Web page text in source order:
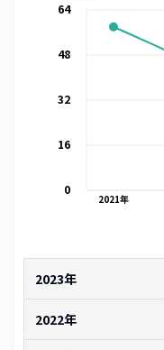
2021年
0
16
32
48
64
2023年
2022年